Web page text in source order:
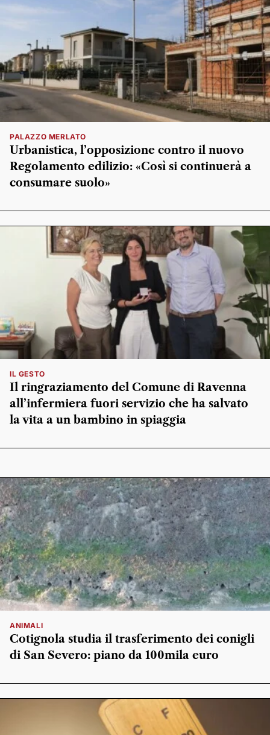
PALAZZO MERLATO
Urbanistica, l’opposizione contro il nuovo
Regolamento edilizio: «Così si continuerà a
consumare suolo»
IL GESTO
Il ringraziamento del Comune di Ravenna
all’infermiera fuori servizio che ha salvato
la vita a un bambino in spiaggia
ANIMALI
Cotignola studia il trasferimento dei conigli
di San Severo: piano da 100mila euro